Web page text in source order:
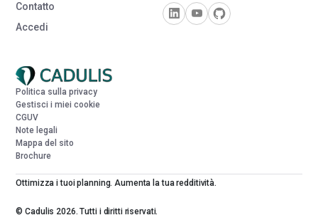
Contatto
Accedi
Politica sulla privacy
Gestisci i miei cookie
CGUV
Note legali
Mappa del sito
Brochure
Ottimizza i tuoi planning. Aumenta la tua redditività.
© Cadulis 2026. Tutti i diritti riservati.